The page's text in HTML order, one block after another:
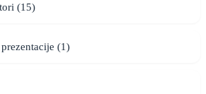
(15)
(1)